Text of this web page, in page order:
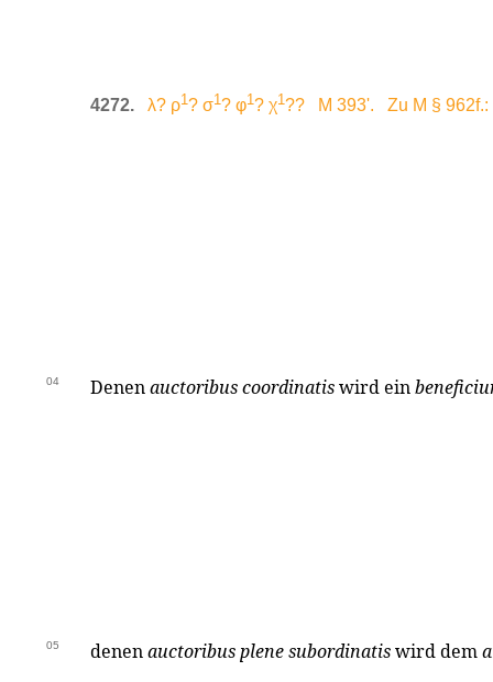
4272. λ? ρ1? σ1? φ1? χ1?? M 393'. Zu M § 962f.:
04 Denenauctoribus coordinatiswird ein
05 denenauctoribus plene subordinatiswird dem